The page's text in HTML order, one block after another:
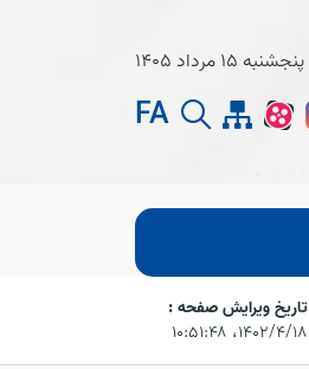
پنجشنبه 15 مرداد 1405
FA
تاریخ ویرایش صفحه :
۱۴۰۲/۴/۱۸،‏ ۱۰:۵۱:۴۸